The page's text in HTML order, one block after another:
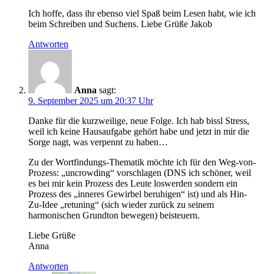
Ich hoffe, dass ihr ebenso viel Spaß beim Lesen habt, wie ich
beim Schreiben und Suchens. Liebe Grüße Jakob
Antworten
Anna sagt:
9. September 2025 um 20:37 Uhr
Danke für die kurzweilige, neue Folge. Ich hab bissl Stress,
weil ich keine Hausaufgabe gehört habe und jetzt in mir die
Sorge nagt, was verpennt zu haben…
Zu der Wortfindungs-Thematik möchte ich für den Weg-von-
Prozess: „uncrowding“ vorschlagen (DNS ich schöner, weil
es bei mir kein Prozess des Leute loswerden sondern ein
Prozess des „inneres Gewirbel beruhigen“ ist) und als Hin-
Zu-Idee „retuning“ (sich wieder zurück zu seinem
harmonischen Grundton bewegen) beisteuern.
Liebe Grüße
Anna
Antworten